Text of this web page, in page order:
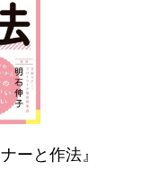
ーと作法』